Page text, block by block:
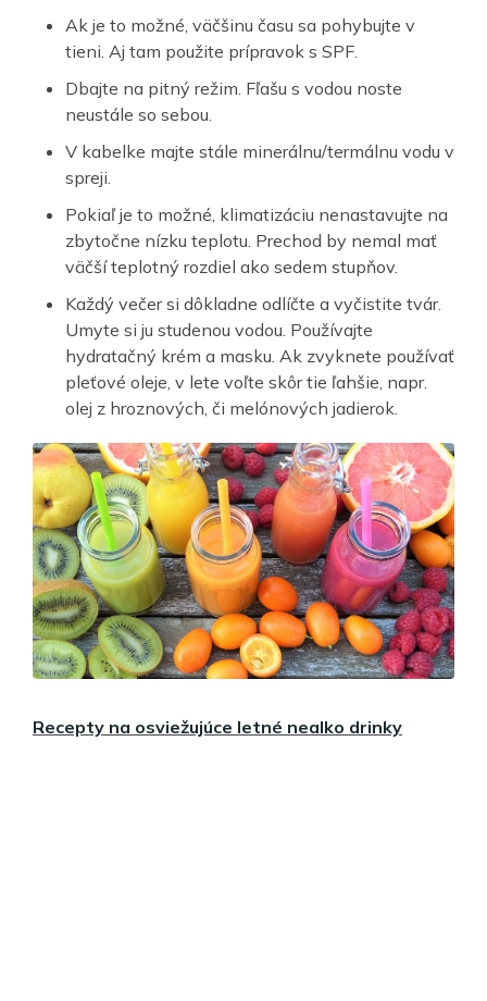
Ak je to možné, väčšinu času sa pohybujte v
tieni. Aj tam použite prípravok s SPF.
Dbajte na pitný režim. Fľašu s vodou noste
neustále so sebou.
V kabelke majte stále minerálnu/termálnu vodu v
spreji.
Pokiaľ je to možné, klimatizáciu nenastavujte na
zbytočne nízku teplotu. Prechod by nemal mať
väčší teplotný rozdiel ako sedem stupňov.
Každý večer si dôkladne odlíčte a vyčistite tvár.
Umyte si ju studenou vodou. Používajte
hydratačný krém a masku. Ak zvyknete používať
pleťové oleje, v lete voľte skôr tie ľahšie, napr.
olej z hroznových, či melónových jadierok.
Recepty na osviežujúce letné nealko drinky